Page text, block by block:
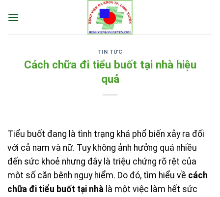
TIN TỨC
Cách chữa đi tiểu buốt tại nhà hiệu
quả
Tiểu buốt đang là tình trạng khá phổ biến xảy ra đối
với cả nam và nữ. Tuy không ảnh hưởng quá nhiều
đến sức khoẻ nhưng đây là triệu chứng rõ rệt của
một số căn bệnh nguy hiểm. Do đó, tìm hiểu về cách
chữa đi tiểu buốt tại nhà là một việc làm hết sức